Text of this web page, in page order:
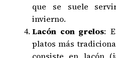
que se suele
invierno.
Lacón con grelos:
platos más
consiste en lacón